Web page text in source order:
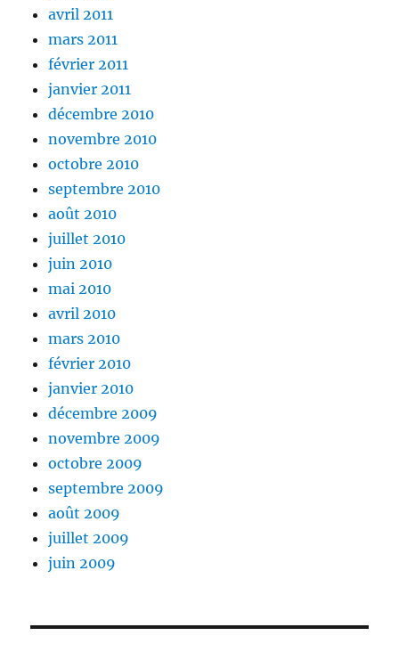
avril 2011
mars 2011
février 2011
janvier 2011
décembre 2010
novembre 2010
octobre 2010
septembre 2010
août 2010
juillet 2010
juin 2010
mai 2010
avril 2010
mars 2010
février 2010
janvier 2010
décembre 2009
novembre 2009
octobre 2009
septembre 2009
août 2009
juillet 2009
juin 2009